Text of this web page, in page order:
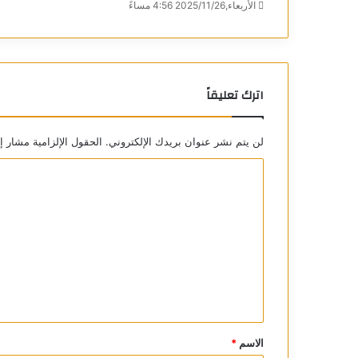
الأربعاء,2025/11/26 4:56 مساءً
اترك تعليقاً
لن يتم نشر عنوان بريدك الإلكتروني. الحقول الإلزامية مشار
*
الاسم *